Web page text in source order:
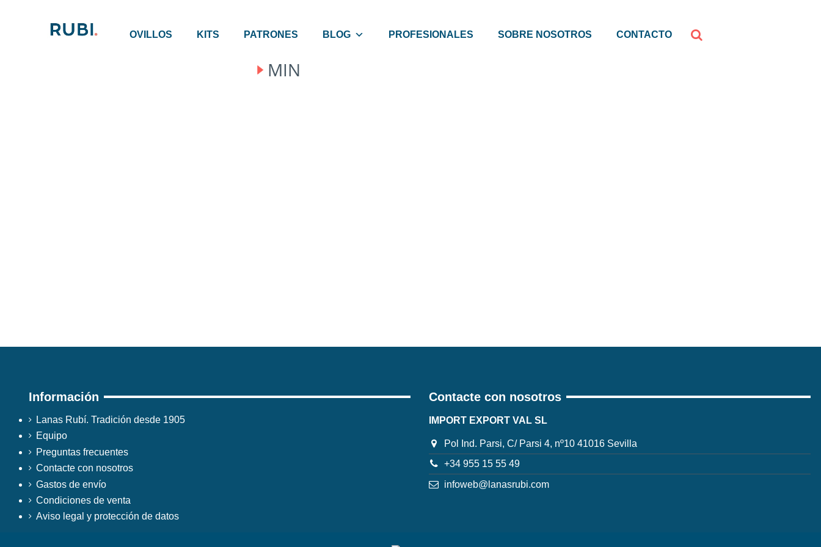
OVILLOS KITS PATRONES BLOG PROFESIONALES SOBRE NOSOTROS CONTACTO
MIN
Información
Lanas Rubí. Tradición desde 1905
Equipo
Preguntas frecuentes
Contacte con nosotros
Gastos de envío
Condiciones de venta
Aviso legal y protección de datos
Contacte con nosotros
IMPORT EXPORT VAL SL
Pol Ind. Parsi, C/ Parsi 4, nº10 41016 Sevilla
+34 955 15 55 49
infoweb@lanasrubi.com